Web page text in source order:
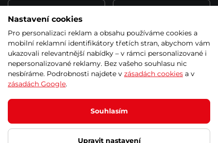
Půjčovna
obchodní podmínky
Kariéra
© 2026 SEVEN SPORT s.r.o Všechna práva vyhrazena
Podle zákona o evidenci tržeb je prodávající povinen vystavit
kupujícímu účtenku.
Zároveň je povinen zaevidovat přijatou tržbu u správce daně online; v
případě technického výpadku pak nejpozději do 48 hodin.
Nastavení cookies
Pro personalizaci reklam a obsahu používáme cookies a
mobilní reklamní identifikátory třetích stran, abychom vám
ukazovali relevantnější nabídky – v rámci personalizované i
nepersonalizované reklamy. Bez vašeho souhlasu nic
nesbíráme. Podrobnosti najdete v zásadách cookies a v
zásadách Google.
Souhlasím
Upravit nastavení